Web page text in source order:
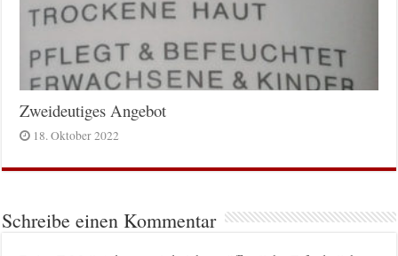
Zweideutiges Angebot
18. Oktober 2022
Schreibe einen Kommentar